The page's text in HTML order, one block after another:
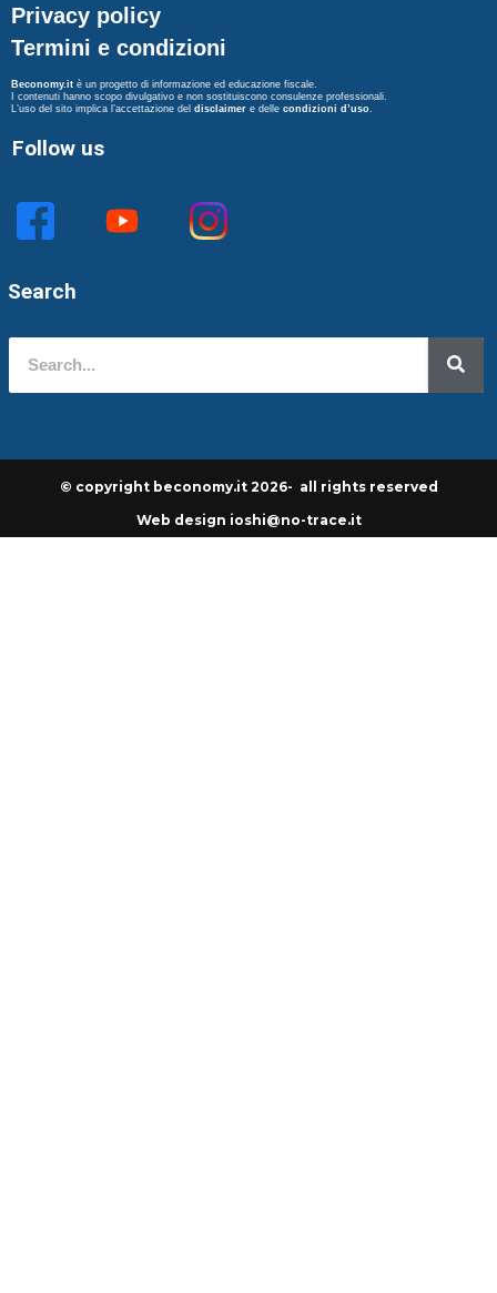
Privacy policy
Termini e condizioni
Beconomy.it è un progetto di informazione ed educazione fiscale.
I contenuti hanno scopo divulgativo e non sostituiscono consulenze professionali.
L’uso del sito implica l’accettazione del disclaimer e delle condizioni d’uso
Follow us
Search
© copyright beconomy.it 2026- all rights reserved
Web design ioshi@no-trace.it